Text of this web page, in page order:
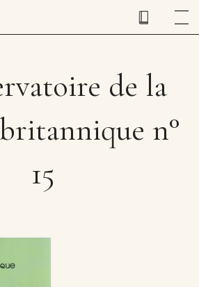
de la
n°
15